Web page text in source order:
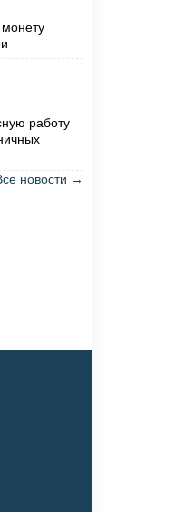
работу
новости →